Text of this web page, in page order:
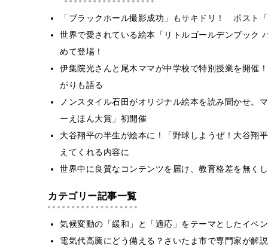
「ブラックホール撮影成功」もサキドリ！ ポスト
世界で愛されている絵本「リトルゴールデンブック
めて登場！
伊集院光さんと尾木ママが中学校で特別授業を開催
がりも語る
ノンスタイル石田がオリジナル絵本を読み聞かせ。
ーえほん大賞」初開催
大谷翔平の半生が絵本に！「野球しようぜ！大谷翔
えてくれる内容に
世界中に良質なコンテンツを届け、教育格差を無く
カテゴリー記事一覧
気候変動の「緩和」と「適応」をテーマとしたイベ
電気代高騰にどう備える？さいたま市で専門家が解